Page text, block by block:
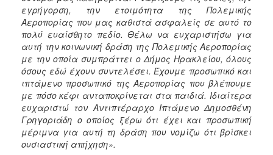
εγρήγορση, την ετοιμότητα της Πολεμικής
Αεροπορίας που μας καθιστά ασφαλείς σε αυτό το
πολύ ευαίσθητο πεδίο. Θέλω να ευχαριστήσω για
αυτή την κοινωνική δράση της Πολεμικής Αεροπορίας
με την οποία συμπράττει ο Δήμος Ηρακλείου, όλους
όσους εδώ έχουν συντελέσει. Έχουμε προσωπικό και
ιπτάμενο προσωπικό της Αεροπορίας που βλέπουμε
με πόσο κέφι ανταποκρίνεται στα παιδιά. Ιδιαίτερα
ευχαριστώ τον Αντιπτέραρχο Ιπτάμενο Δημοσθένη
Γρηγοριάδη ο οποίος ξέρω ότι έχει και προσωπική
μέριμνα για αυτή τη δράση που νομίζω ότι βρίσκει
ουσιαστική απήχηση».